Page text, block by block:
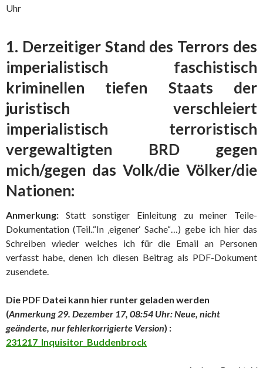
Uhr
1. Derzeitiger Stand des Terrors des
imperialistisch faschistisch
kriminellen tiefen Staats der
juristisch verschleiert
imperialistisch terroristisch
vergewaltigten BRD gegen
mich/gegen das Volk/die Völker/die
Nationen:
Anmerkung: Statt sonstiger Einleitung zu meiner Teile-
Dokumentation (Teil..“In ‚eigener‘ Sache“…) gebe ich hier das
Schreiben wieder welches ich für die Email an Personen
verfasst habe, denen ich diesen Beitrag als PDF-Dokument
zusendete.
Die PDF Datei kann hier runter geladen werden
(Anmerkung 29. Dezember 17, 08:54 Uhr: Neue, nicht
geänderte, nur fehlerkorrigierte Version) :
231217_Inquisitor_Buddenbrock